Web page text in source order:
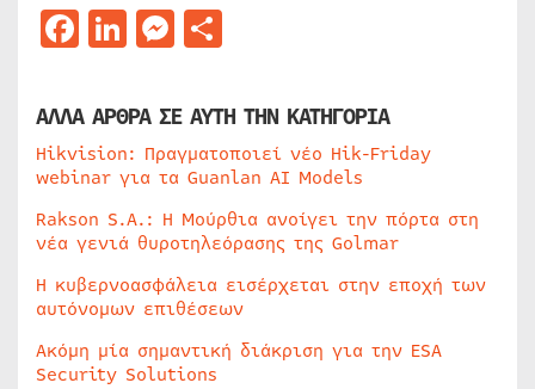
Facebook
LinkedIn
Messenger
ΑΛΛΑ ΑΡΘΡΑ ΣΕ ΑΥΤΗ ΤΗΝ ΚΑΤΗΓΟΡΙΑ
Hikvision: Πραγματοποιεί νέο Hik-Friday
webinar για τα Guanlan AI Models
Rakson S.A.: Η Μούρθια ανοίγει την πόρτα στη
νέα γενιά θυροτηλεόρασης της Golmar
Η κυβερνοασφάλεια εισέρχεται στην εποχή των
αυτόνομων επιθέσεων
Ακόμη μία σημαντική διάκριση για την ESA
Security Solutions